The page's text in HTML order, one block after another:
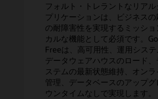
フォルト・トレラントなリア
プリケーションは、ビジネス
の耐障害性を実現するミッショ
カルな機能として必須です。
Freeは、高可用性、運用システ
データウェアハウスのロード、
ステムの最新状態維持、オン
管理、データベースのアップ
ウンタイムなしで実現します。